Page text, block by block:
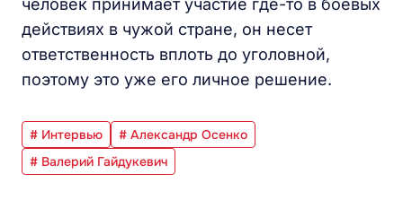
человек принимает участие где-то в боевых
действиях в чужой стране, он несет
ответственность вплоть до уголовной,
поэтому это уже его личное решение.
# Интервью
# Александр Осенко
# Валерий Гайдукевич